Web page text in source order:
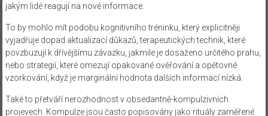
jakým lidé reagují na nové informace.
To by mohlo mít podobu kognitivního tréninku, který explicitněji
vyjadřuje dopad aktualizací důkazů, terapeutických technik, které
povzbuzují k dřívějšímu závazku, jakmile je dosaženo určitého prahu,
nebo strategií, které omezují opakované ověřování a opětovné
vzorkování, když je marginální hodnota dalších informací nízká.
Také to přetváří nerozhodnost v obsedantně-kompulzivních
projevech. Kompulze jsou často popisovány jako rituály zaměřené